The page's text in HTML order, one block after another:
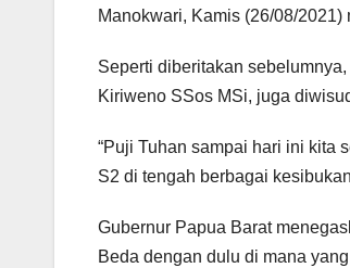
Manokwari, Kamis (26/08/2021)
Seperti diberitakan
Kiriweno SSos MSi, juga
“Puji Tuhan sampai hari ini kita
S2 di tengah berbagai
Gubernur Papua Barat
Beda dengan dulu di mana